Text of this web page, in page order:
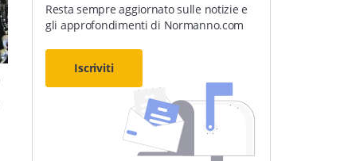
Resta sempre aggiornato sulle notizie e
gli approfondimenti di Normanno.com
Iscriviti